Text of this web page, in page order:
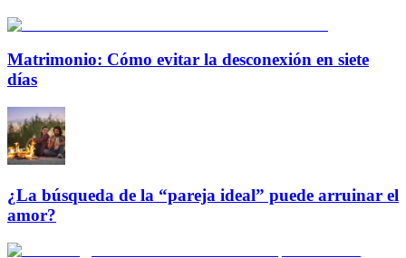
Matrimonio: Cómo evitar la desconexión en siete
días
¿La búsqueda de la “pareja ideal” puede arruinar el
amor?